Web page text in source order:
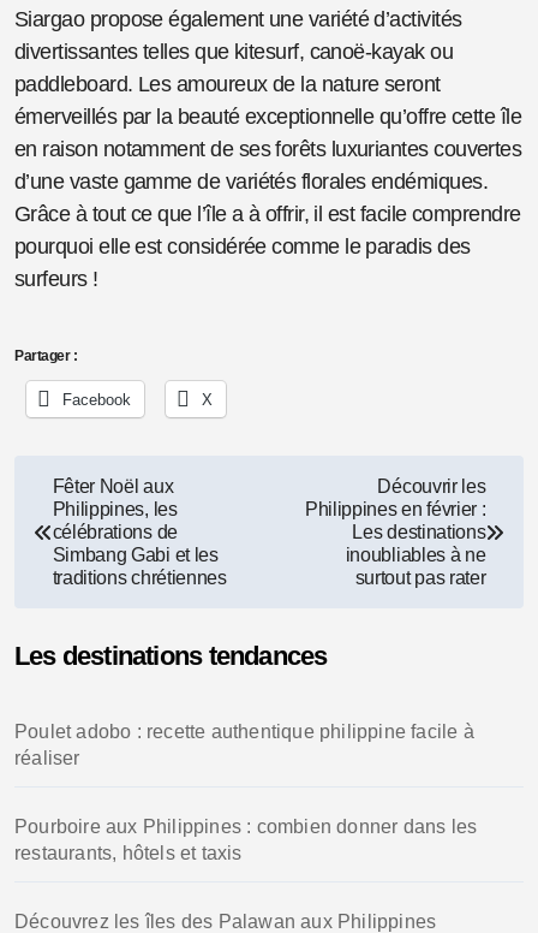
Siargao propose également une variété d’activités
divertissantes telles que kitesurf, canoë-kayak ou
paddleboard. Les amoureux de la nature seront
émerveillés par la beauté exceptionnelle qu’offre cette île
en raison notamment de ses forêts luxuriantes couvertes
d’une vaste gamme de variétés florales endémiques.
Grâce à tout ce que l’île a à offrir, il est facile comprendre
pourquoi elle est considérée comme le paradis des
surfeurs !
Partager :
Facebook X
Navigation
de
l’article
Fêter Noël aux
Philippines, les
célébrations de
Simbang Gabi et les
traditions chrétiennes
Découvrir les
Philippines en février :
Les destinations
inoubliables à ne
surtout pas rater
Les destinations tendances
Poulet adobo : recette authentique philippine facile à
réaliser
Pourboire aux Philippines : combien donner dans les
restaurants, hôtels et taxis
Découvrez les îles des Palawan aux Philippines